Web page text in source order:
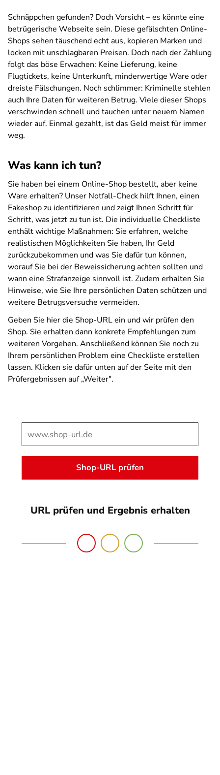
Schnäppchen gefunden? Doch Vorsicht – es könnte eine
betrügerische Webseite sein. Diese gefälschten Online-
Shops sehen täuschend echt aus, kopieren Marken und
locken mit unschlagbaren Preisen. Doch nach der Zahlung
folgt das böse Erwachen: Keine Lieferung, keine
Flugtickets, keine Unterkunft, minderwertige Ware oder
dreiste Fälschungen. Noch schlimmer: Kriminelle stehlen
auch Ihre Daten für weiteren Betrug. Viele dieser Shops
verschwinden schnell und tauchen unter neuem Namen
wieder auf. Einmal gezahlt, ist das Geld meist für immer
weg.
Was kann ich tun?
Sie haben bei einem Online-Shop bestellt, aber keine
Ware erhalten? Unser Notfall-Check hilft Ihnen, einen
Fakeshop zu identifizieren und zeigt Ihnen Schritt für
Schritt, was jetzt zu tun ist. Die individuelle Checkliste
enthält wichtige Maßnahmen: Sie erfahren, welche
realistischen Möglichkeiten Sie haben, Ihr Geld
zurückzubekommen und was Sie dafür tun können,
worauf Sie bei der Beweissicherung achten sollten und
wann eine Strafanzeige sinnvoll ist. Zudem erhalten Sie
Hinweise, wie Sie Ihre persönlichen Daten schützen und
weitere Betrugsversuche vermeiden.
Geben Sie hier die Shop-URL ein und wir prüfen den
Shop. Sie erhalten dann konkrete Empfehlungen zum
weiteren Vorgehen. Anschließend können Sie noch zu
Ihrem persönlichen Problem eine Checkliste erstellen
lassen. Klicken sie dafür unten auf der Seite mit den
Prüfergebnissen auf „Weiter".